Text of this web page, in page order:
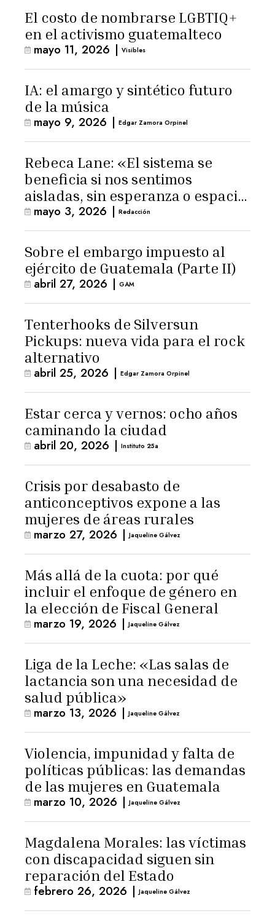
El costo de nombrarse LGBTIQ+
en el activismo guatemalteco
mayo 11, 2026 | Visibles
IA: el amargo y sintético futuro
de la música
mayo 9, 2026 | Edgar Zamora Orpinel
Rebeca Lane: «El sistema se
beneficia si nos sentimos
aisladas, sin esperanza o espacio
para la ternura»
mayo 3, 2026 | Redacción
Sobre el embargo impuesto al
ejército de Guatemala (Parte II)
abril 27, 2026 | GAM
Tenterhooks de Silversun
Pickups: nueva vida para el rock
alternativo
abril 25, 2026 | Edgar Zamora Orpinel
Estar cerca y vernos: ocho años
caminando la ciudad
abril 20, 2026 | Instituto 25a
Crisis por desabasto de
anticonceptivos expone a las
mujeres de áreas rurales
marzo 27, 2026 | Jaqueline Gálvez
Más allá de la cuota: por qué
incluir el enfoque de género en
la elección de Fiscal General
marzo 19, 2026 | Jaqueline Gálvez
Liga de la Leche: «Las salas de
lactancia son una necesidad de
salud pública»
marzo 13, 2026 | Jaqueline Gálvez
Violencia, impunidad y falta de
políticas públicas: las demandas
de las mujeres en Guatemala
marzo 10, 2026 | Jaqueline Gálvez
Magdalena Morales: las víctimas
con discapacidad siguen sin
reparación del Estado
febrero 26, 2026 | Jaqueline Gálvez